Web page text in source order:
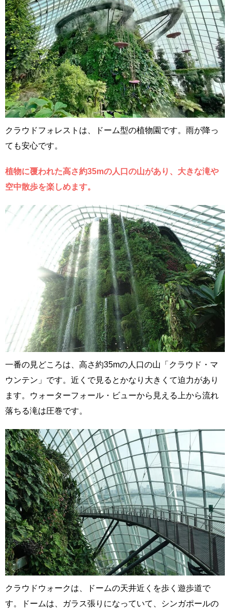
クラウドフォレストは、ドーム型の植物園です。雨が降っ
ても安心です。
植物に覆われた高さ約35mの人口の山があり、大きな滝や
空中散歩を楽しめます。
一番の見どころは、高さ約35mの人口の山「クラウド・マ
ウンテン」です。近くで見るとかなり大きくて迫力があり
ます。ウォーターフォール・ビューから見える上から流れ
落ちる滝は圧巻です。
クラウドウォークは、ドームの天井近くを歩く遊歩道で
す。ドームは、ガラス張りになっていて、シンガポールの